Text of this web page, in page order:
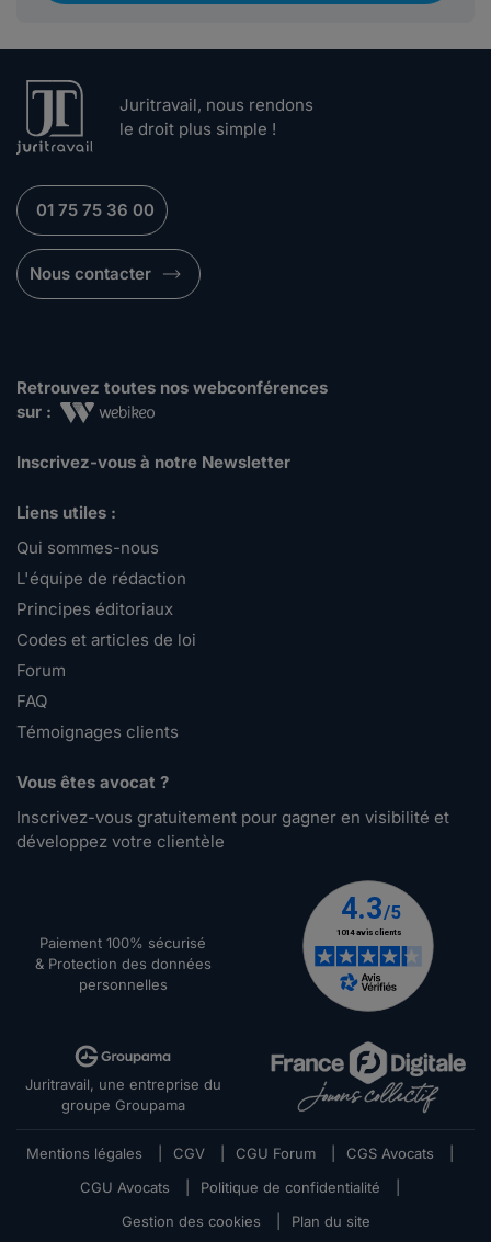
Juritravail, nous rendons
le droit plus simple !
01 75 75 36 00
Nous contacter
Retrouvez toutes nos webconférences
sur :
Inscrivez-vous à notre Newsletter
Liens utiles :
Qui sommes-nous
L'équipe de rédaction
Principes éditoriaux
Codes et articles de loi
Forum
FAQ
Témoignages clients
Vous êtes avocat ?
Inscrivez-vous gratuitement pour gagner en visibilité et
développez votre clientèle
Paiement 100% sécurisé
& Protection des données
personnelles
Juritravail, une entreprise du
groupe Groupama
Mentions légales CGV CGU Forum CGS Avocats
CGU Avocats
Politique de confidentialité
Gestion des cookies
Plan du site